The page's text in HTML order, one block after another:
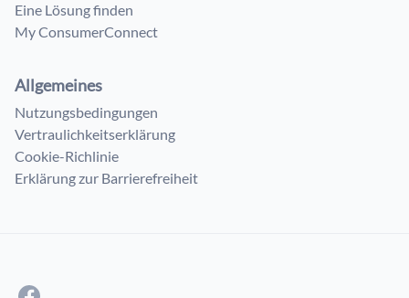
Eine Lösung finden
My ConsumerConnect
Allgemeines
Nutzungsbedingungen
Vertraulichkeitserklärung
Cookie-Richlinie
Erklärung zur Barrierefreiheit